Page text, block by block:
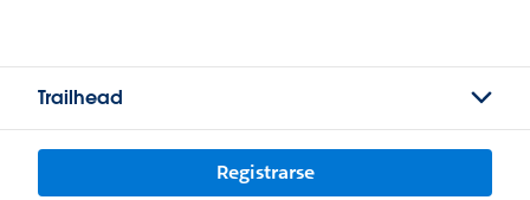
Trailhead
Registrarse